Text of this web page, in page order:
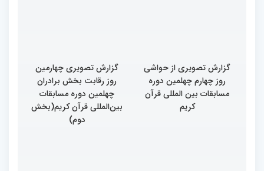
گزارش تصویری از حواشی
روز چهارم چهلمین دوره
مسابقات بین المللی قرآن
کریم
گزارش تصویری چهارمین
روز رقابت بخش برادران
چهلمین دوره مسابقات
بین‌المللی قرآن کریم(بخش
دوم)